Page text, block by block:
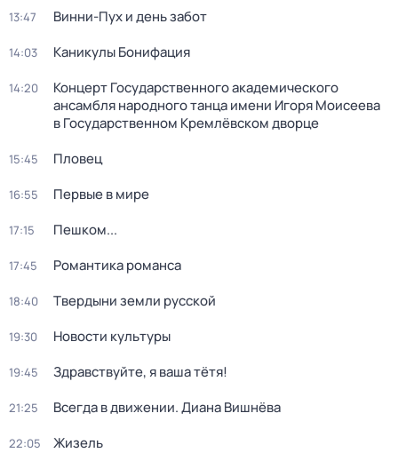
13:47 Винни-Пух и день забот
14:03 Каникулы Бонифация
14:20
Концерт Государственного академического
ансамбля народного танца имени Игоря Моисеева
в Государственном Кремлёвском дворце
15:45 Пловец
16:55 Первые в мире
17:15 Пешком...
17:45 Романтика романса
18:40 Твердыни земли русской
19:30 Новости культуры
19:45 Здравствуйте, я ваша тётя!
21:25 Всегда в движении. Диана Вишнёва
22:05 Жизель